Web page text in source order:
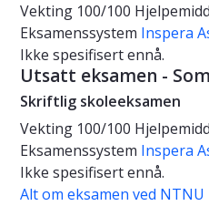
Vekting 100/100
Eksamenssystem Inspera
Ikke spesifisert ennå.
Utsatt eksamen -
Skriftlig skoleeksamen
Vekting 100/100
Eksamenssystem Inspera
Ikke spesifisert ennå.
Alt om eksamen ved NTNU